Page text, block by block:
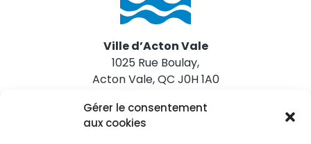
Gérer le consentement
aux cookies
Ville d’Acton Vale
1025 Rue Boulay,
Acton Vale, QC J0H 1A0
Nous joindre